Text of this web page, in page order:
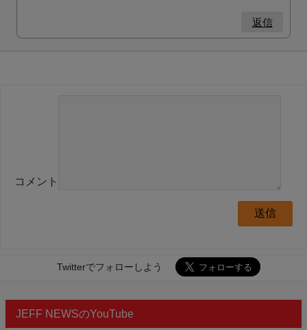
返信
コメント
Twitterでフォローしよう
JEFF NEWSのYouTube